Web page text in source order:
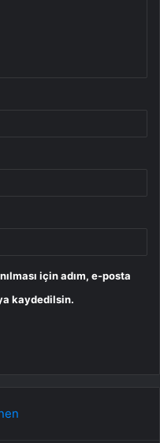
için adım, e-posta
kaydedilsin.